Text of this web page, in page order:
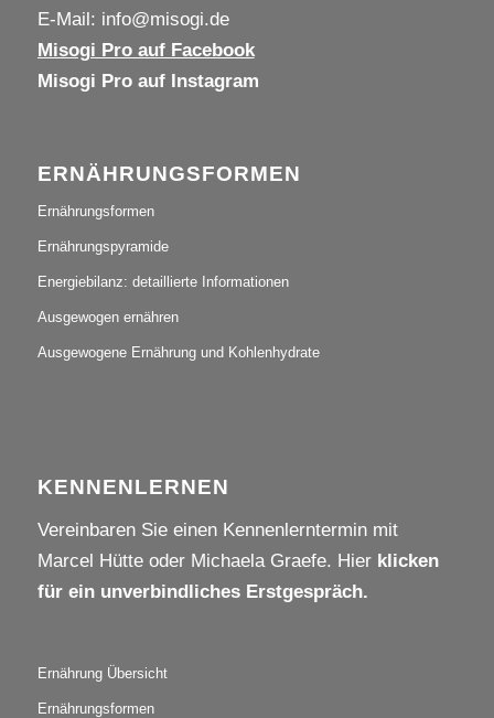
E-Mail: info@misogi.de
Misogi Pro auf Facebook
Misogi Pro auf Instagram
ERNÄHRUNGSFORMEN
Ernährungsformen
Ernährungspyramide
Energiebilanz: detaillierte Informationen
Ausgewogen ernähren
Ausgewogene Ernährung und Kohlenhydrate
KENNENLERNEN
Vereinbaren Sie einen Kennenlerntermin mit
Marcel Hütte oder Michaela Graefe. Hier klicken
für ein unverbindliches Erstgespräch.
Ernährung Übersicht
Ernährungsformen